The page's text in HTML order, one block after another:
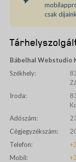
csak
Bábelhal Webstudio
Székhely:
Iroda:
Adószám:
Cégjegyzékszám:
Telefon:
Mobil: